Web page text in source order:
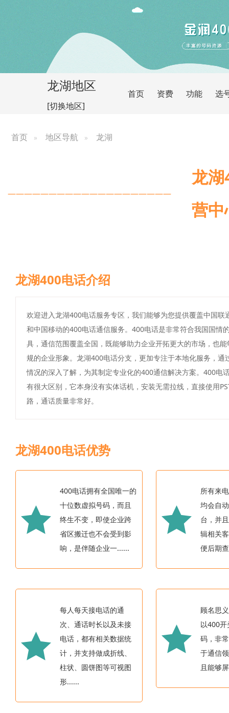
龙湖地区
[切换地区]
首页 资费 功能 选
首页 地区导航 龙湖
————————————————————
龙
营中
龙湖400电话介绍
欢迎进入龙湖400电话服务专区，我们能够为您提供覆盖中国联
和中国移动的400电话通信服务。400电话是非常符合我国国情
具，通信范围覆盖全国，既能够助力企业开拓更大的市场，也
规的企业形象。龙湖400电话分支，更加专注于本地化服务，通
情况的深入了解，为其制定专业化的400通信解决方案。400电
有很大区别，它本身没有实体话机，安装无需拉线，直接使用
路，通话质量非常好。
龙湖400电话优势
400电话拥有全国唯一的
十位数虚拟号码，而且
终生不变，即使企业跨
省区搬迁也不会受到影
响，是伴随企业一......
所有来
均会自
台，并
辑相关
便后期
每人每天接电话的通
次、通话时长以及未接
电话，都有相关数据统
计，并支持做成折线、
柱状、圆饼图等可视图
形......
顾名思
以400
码，非
于通信
且能够